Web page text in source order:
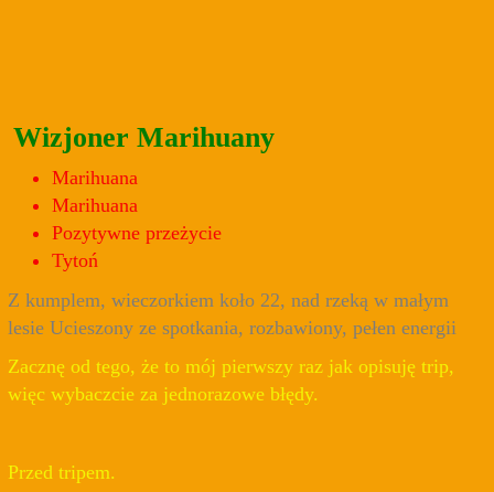
Wizjoner Marihuany
Marihuana
Marihuana
Pozytywne przeżycie
Tytoń
Z kumplem, wieczorkiem koło 22, nad rzeką w małym
lesie Ucieszony ze spotkania, rozbawiony, pełen energii
Zacznę od tego, że to mój pierwszy raz jak opisuję trip,
więc wybaczcie za jednorazowe błędy.
Przed tripem.